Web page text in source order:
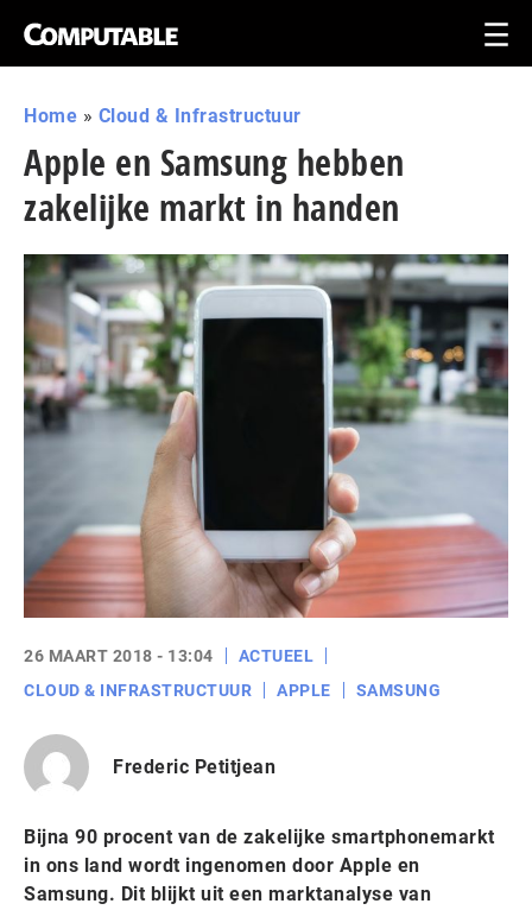
Home » Cloud & Infrastructuur
Apple en Samsung hebben
zakelijke markt in handen
26 MAART 2018 - 13:04
ACTUEEL
CLOUD & INFRASTRUCTUUR
APPLE SAMSUNG
Frederic Petitjean
Bijna 90 procent van de zakelijke smartphonemarkt
in ons land wordt ingenomen door Apple en
Samsung. Dit blijkt uit een marktanalyse van